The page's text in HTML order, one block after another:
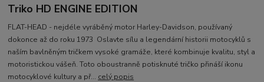
Triko HD ENGINE EDITION
FLAT-HEAD - nejdéle vyráběný motor Harley-Davidson, používaný
dokonce až do roku 1973 Oslavte sílu a legendární historii motocyklů s
naším bavlněným tričkem vysoké gramáže, které kombinuje kvalitu, styl a
motoristickou vášeň. Toto oboustranně potisknuté tričko přináší ikonu
motocyklové kultury a př... celý popis